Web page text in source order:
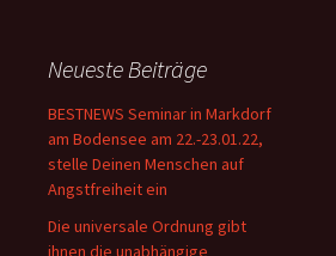
Neueste Beiträge
BESTNEWS Seminar in Markdorf
am Bodensee am 22.-23.01.22,
stelle Deinen Menschen auf
Angstfreiheit ein
Die universale Ordnung gibt
ihnen die unabhängige